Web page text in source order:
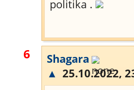
politika .
6
Shagara
▲ 25.10.2022,